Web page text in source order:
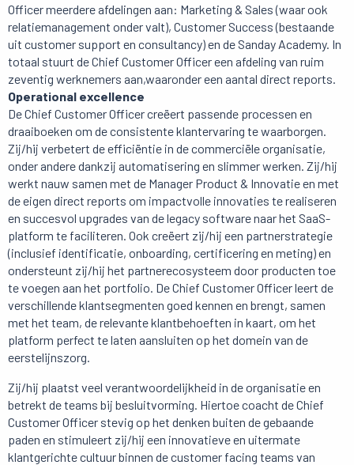
Officer meerdere afdelingen aan: Marketing & Sales (waar ook
relatiemanagement onder valt), Customer Success (bestaande
uit customer support en consultancy) en de Sanday Academy. In
totaal stuurt de Chief Customer Officer een afdeling van ruim
zeventig werknemers aan,waaronder een aantal direct reports.
Operational excellence
De Chief Customer Officer creëert passende processen en
draaiboeken om de consistente klantervaring te waarborgen.
Zij/hij verbetert de efficiëntie in de commerciële organisatie,
onder andere dankzij automatisering en slimmer werken. Zij/hij
werkt nauw samen met de Manager Product & Innovatie en met
de eigen direct reports om impactvolle innovaties te realiseren
en succesvol upgrades van de legacy software naar het SaaS-
platform te faciliteren. Ook creëert zij/hij een partnerstrategie
(inclusief identificatie, onboarding, certificering en meting) en
ondersteunt zij/hij het partnerecosysteem door producten toe
te voegen aan het portfolio. De Chief Customer Officer leert de
verschillende klantsegmenten goed kennen en brengt, samen
met het team, de relevante klantbehoeften in kaart, om het
platform perfect te laten aansluiten op het domein van de
eerstelijnszorg.
Zij/hij plaatst veel verantwoordelijkheid in de organisatie en
betrekt de teams bij besluitvorming. Hiertoe coacht de Chief
Customer Officer stevig op het denken buiten de gebaande
paden en stimuleert zij/hij een innovatieve en uitermate
klantgerichte cultuur binnen de customer facing teams van